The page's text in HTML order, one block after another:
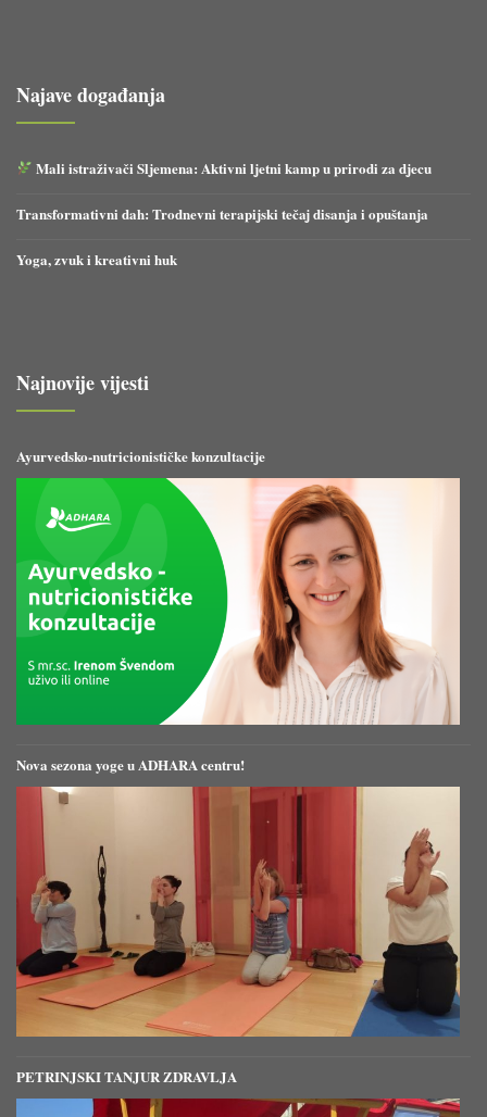
Najave događanja
Mali istraživači Sljemena: Aktivni ljetni kamp u prirodi za djecu
Transformativni dah: Trodnevni terapijski tečaj disanja i opuštanja
Yoga, zvuk i kreativni huk
Najnovije vijesti
Ayurvedsko-nutricionističke konzultacije
Nova sezona yoge u ADHARA centru!
PETRINJSKI TANJUR ZDRAVLJA